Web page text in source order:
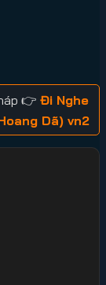
👉 Đi Nghe
Dã) vn2